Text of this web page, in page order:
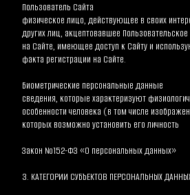
Пользователь Сайта
физическое лицо, действующее в своих
других лиц, акцептовавшее
на Сайте, имеющее доступ к Сайту и
факта регистрации на Сайте.
Биометрические персональные данные
сведения, которые характеризуют
особенности человека (в том числе
которых возможно установить его личность
Закон №152-ФЗ «О персональных данных»
3. КАТЕГОРИИ СУБЪЕКТОВ ПЕРСОНАЛЬНЫХ